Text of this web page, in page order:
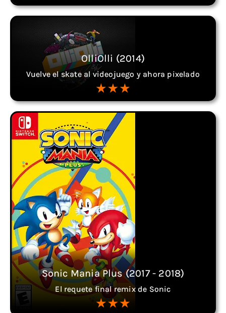
OlliOlli (2014)
Vuelve el skate al videojuego y ahora pixelado
Sonic Mania Plus (2017 - 2018)
El requete final remix de Sonic